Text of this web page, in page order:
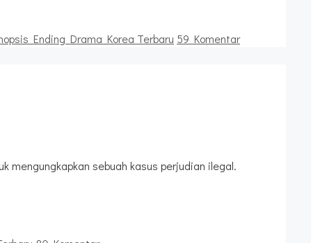
Ending Drama Korea Terbaru 59 Komentar
mengungkapkan sebuah kasus perjudian ilegal.